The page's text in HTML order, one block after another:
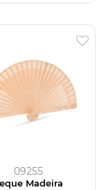
09255
Madeira